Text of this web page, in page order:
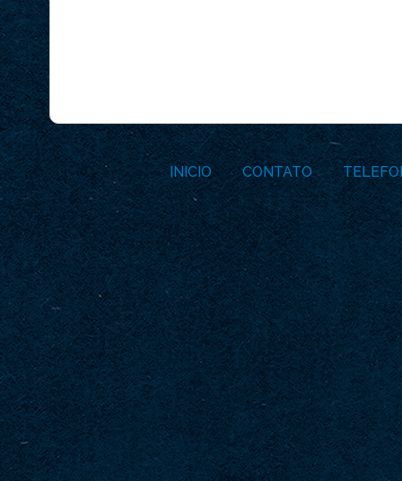
INICIO CONTATO